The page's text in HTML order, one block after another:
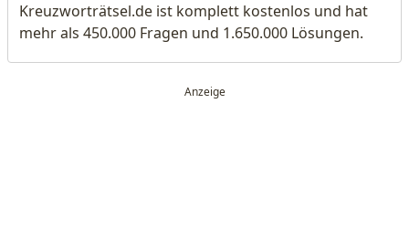
Kreuzworträtsel.de ist komplett kostenlos und hat
mehr als 450.000 Fragen und 1.650.000 Lösungen.